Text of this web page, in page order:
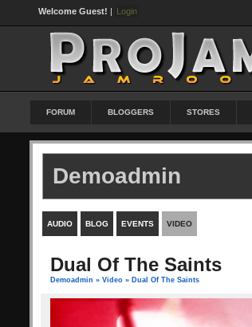
Welcome Guest! | Login
FORUM BLOGGERS STORES
Demoadmin
AUDIO BLOG EVENTS VIDEO
Dual Of The Saints
Demoadmin » Video » Dual Of The Saints